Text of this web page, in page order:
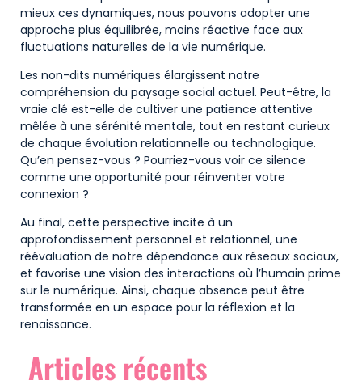
mieux ces dynamiques, nous pouvons adopter une
approche plus équilibrée, moins réactive face aux
fluctuations naturelles de la vie numérique.
Les non-dits numériques élargissent notre
compréhension du paysage social actuel. Peut-être, la
vraie clé est-elle de cultiver une patience attentive
mêlée à une sérénité mentale, tout en restant curieux
de chaque évolution relationnelle ou technologique.
Qu’en pensez-vous ? Pourriez-vous voir ce silence
comme une opportunité pour réinventer votre
connexion ?
Au final, cette perspective incite à un
approfondissement personnel et relationnel, une
réévaluation de notre dépendance aux réseaux sociaux,
et favorise une vision des interactions où l’humain prime
sur le numérique. Ainsi, chaque absence peut être
transformée en un espace pour la réflexion et la
renaissance.
Articles récents